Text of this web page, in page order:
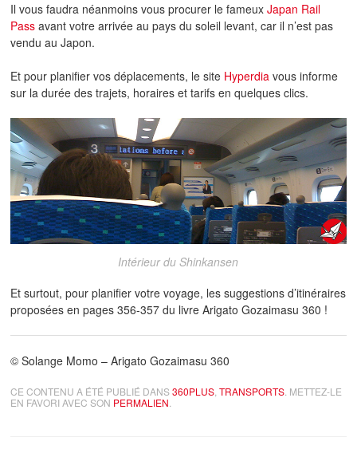
Il vous faudra néanmoins vous procurer le fameuxJapan Rail
Pass avant votre arrivée au pays du soleil levant, car il n’est pas
vendu au Japon.
Et pour planifier vos déplacements, le site Hyperdia vous informe
sur la durée des trajets, horaires et tarifs en quelques clics.
Intérieur du Shinkansen
Et surtout, pour planifier votre voyage, les suggestions d’itinéraires
proposées en pages 356-357 du livre Arigato Gozaimasu 360 !
© Solange Momo – Arigato Gozaimasu 360
CE CONTENU A ÉTÉ PUBLIÉ DANS360PLUS ,TRANSPORTS . METTEZ-LE
EN FAVORI AVEC SON PERMALIEN